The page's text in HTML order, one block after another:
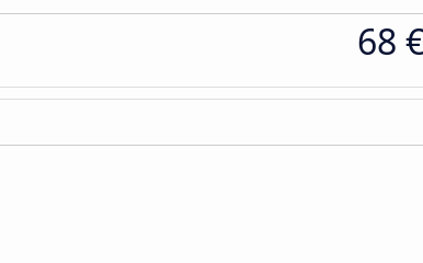
68